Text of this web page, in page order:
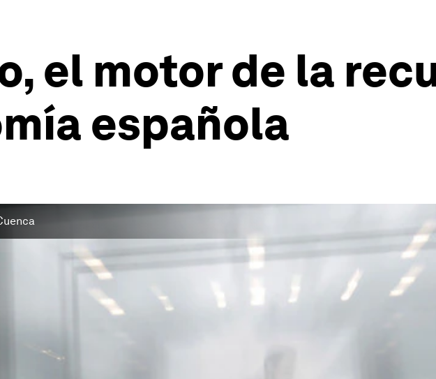
el motor de la
española